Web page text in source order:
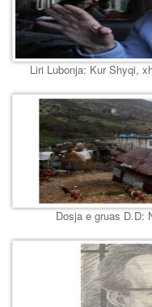
Liri Lubonja: Kur Shyqi,
Dosja e gruas D.D: